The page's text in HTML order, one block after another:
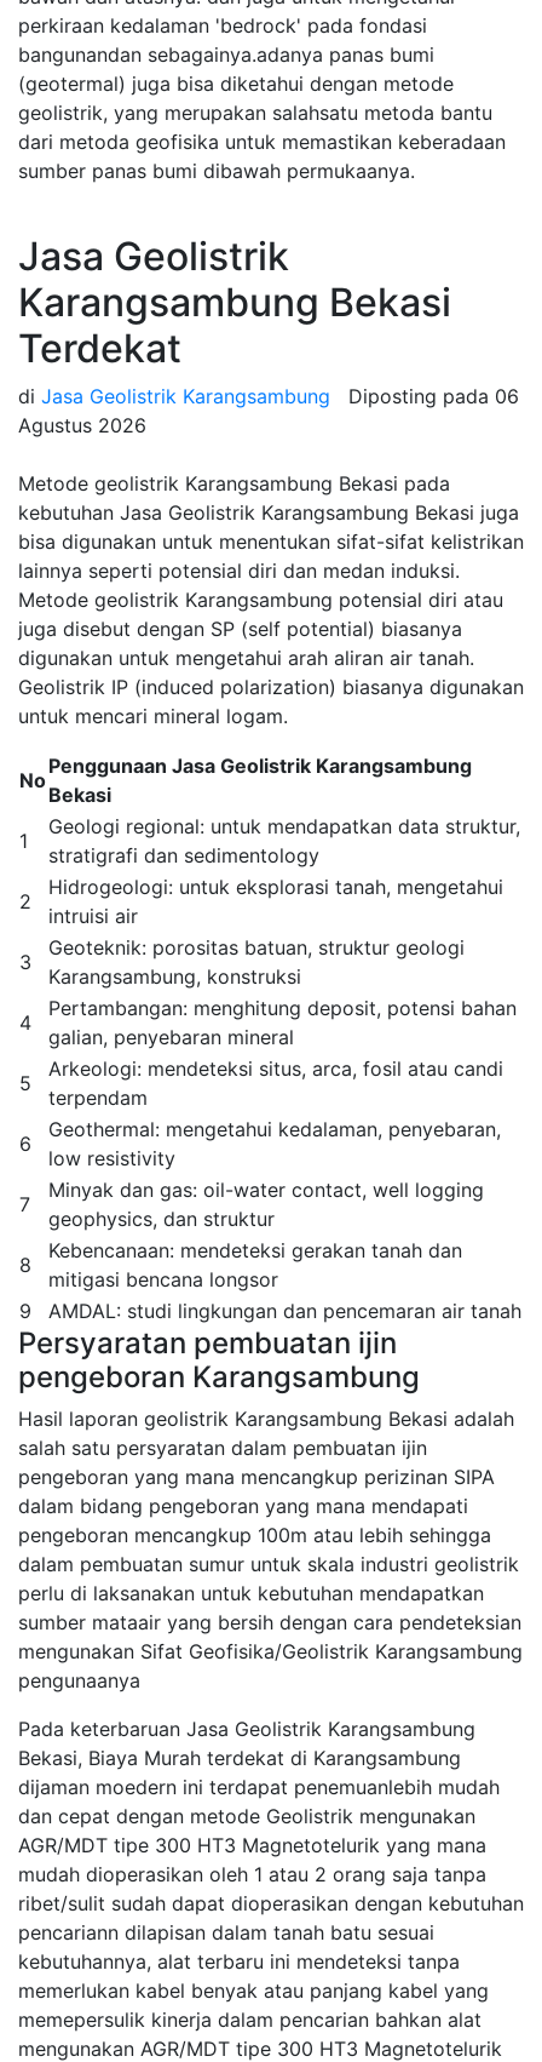
perkiraan kedalaman 'bedrock' pada fondasi
bangunandan sebagainya.adanya panas bumi
(geotermal) juga bisa diketahui dengan metode
geolistrik, yang merupakan salahsatu metoda bantu
dari metoda geofisika untuk memastikan keberadaan
sumber panas bumi dibawah permukaanya.
Jasa Geolistrik
Karangsambung Bekasi
Terdekat
di Jasa Geolistrik Karangsambung Diposting pada 06
Agustus 2026
Metode geolistrik Karangsambung Bekasi pada
kebutuhan Jasa Geolistrik Karangsambung Bekasi juga
bisa digunakan untuk menentukan sifat-sifat kelistrikan
lainnya seperti potensial diri dan medan induksi.
Metode geolistrik Karangsambung potensial diri atau
juga disebut dengan SP (self potential) biasanya
digunakan untuk mengetahui arah aliran air tanah.
Geolistrik IP (induced polarization) biasanya digunakan
untuk mencari mineral logam.
No
Penggunaan Jasa Geolistrik Karangsambung
Bekasi
1
Geologi regional: untuk mendapatkan data struktur,
stratigrafi dan sedimentology
2
Hidrogeologi: untuk eksplorasi tanah, mengetahui
intruisi air
3
Geoteknik: porositas batuan, struktur geologi
Karangsambung, konstruksi
4
Pertambangan: menghitung deposit, potensi bahan
galian, penyebaran mineral
5
Arkeologi: mendeteksi situs, arca, fosil atau candi
terpendam
6
Geothermal: mengetahui kedalaman, penyebaran,
low resistivity
7
Minyak dan gas: oil-water contact, well logging
geophysics, dan struktur
8
Kebencanaan: mendeteksi gerakan tanah dan
mitigasi bencana longsor
9
AMDAL: studi lingkungan dan pencemaran air tanah
Persyaratan pembuatan ijin
pengeboran Karangsambung
Hasil laporan geolistrik Karangsambung Bekasi adalah
salah satu persyaratan dalam pembuatan ijin
pengeboran yang mana mencangkup perizinan SIPA
dalam bidang pengeboran yang mana mendapati
pengeboran mencangkup 100m atau lebih sehingga
dalam pembuatan sumur untuk skala industri geolistrik
perlu di laksanakan untuk kebutuhan mendapatkan
sumber mataair yang bersih dengan cara pendeteksian
mengunakan Sifat Geofisika/Geolistrik Karangsambung
pengunaanya
Pada keterbaruan Jasa Geolistrik Karangsambung
Bekasi, Biaya Murah terdekat di Karangsambung
dijaman moedern ini terdapat penemuanlebih mudah
dan cepat dengan metode Geolistrik mengunakan
AGR/MDT tipe 300 HT3 Magnetotelurik yang mana
mudah dioperasikan oleh 1 atau 2 orang saja tanpa
ribet/sulit sudah dapat dioperasikan dengan kebutuhan
pencariann dilapisan dalam tanah batu sesuai
kebutuhannya, alat terbaru ini mendeteksi tanpa
memerlukan kabel benyak atau panjang kabel yang
memepersulik kinerja dalam pencarian bahkan alat
mengunakan AGR/MDT tipe 300 HT3 Magnetotelurik